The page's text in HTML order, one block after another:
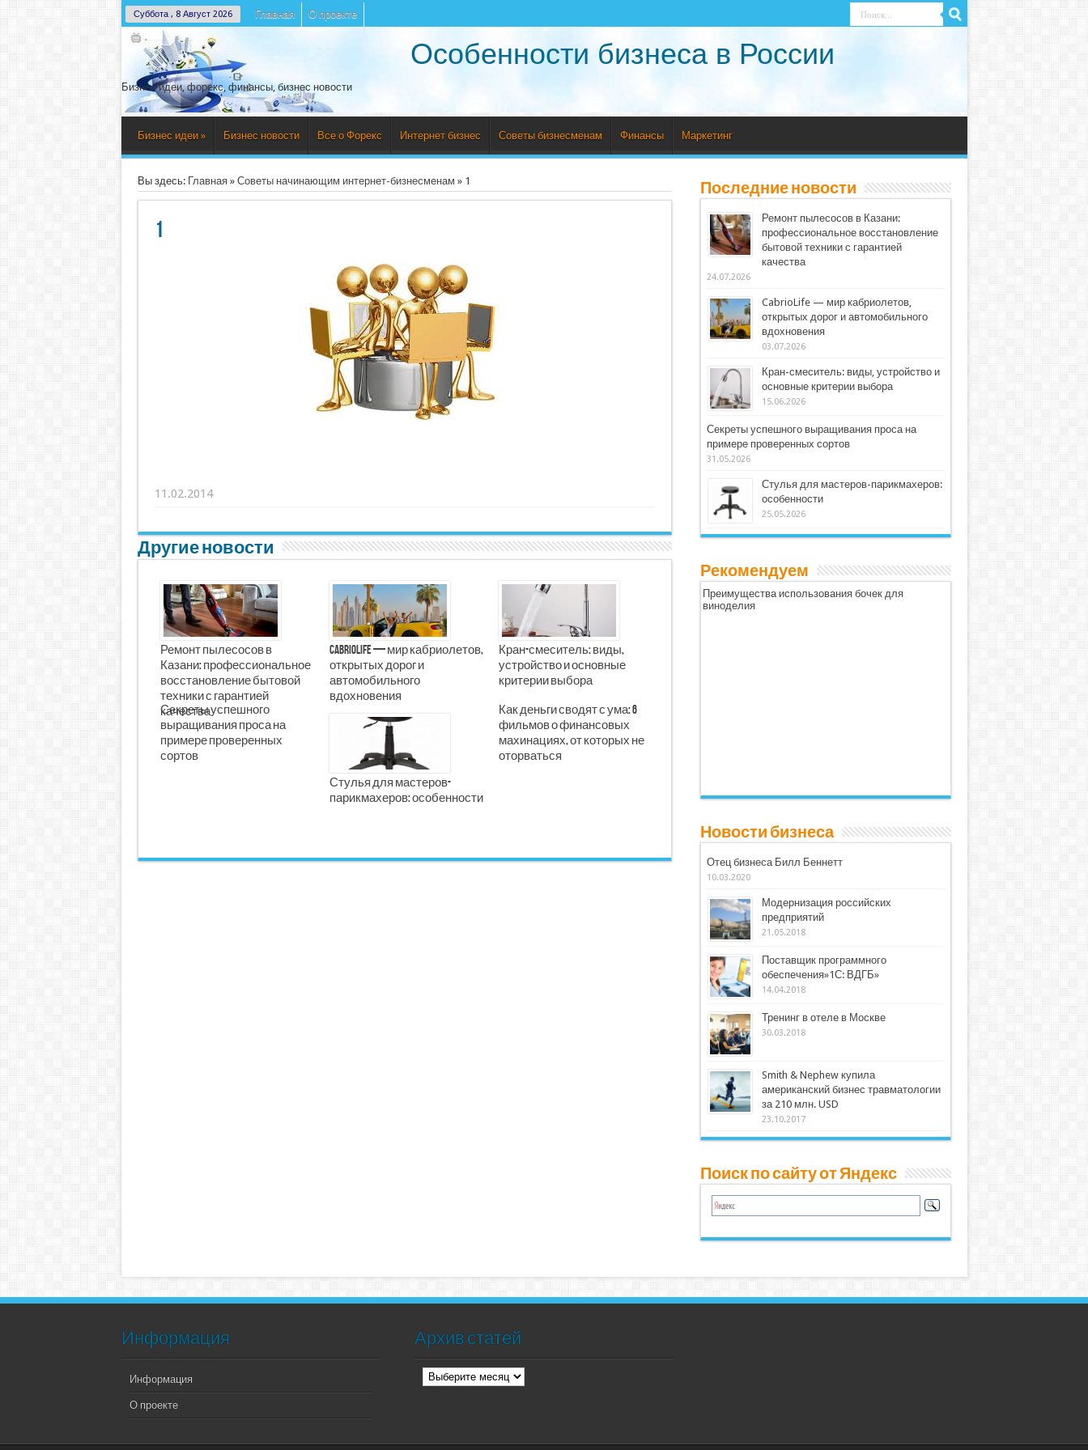
Суббота , 8 Август 2026 Главная О проекте
Особенности бизнеса в России
Бизнес идеи, форекс, финансы, бизнес новости
Бизнес идеи » Бизнес новости Все о Форекс Интернет бизнес Советы бизнесменам Финансы Маркетинг
Вы здесь: Главная» Советы начинающим интернет-бизнесменам » 1
1
11.02.2014
Другие новости
Ремонт пылесосов в
Казани: профессиональное
восстановление бытовой
техники с гарантией
качества
CabrioLife — мир кабриолетов,
открытых дорог и
автомобильного
вдохновения
Кран-смеситель: виды,
устройство и основные
критерии выбора
Секреты успешного
выращивания проса на
примере проверенных
сортов
Стулья для мастеров-
парикмахеров: особенности
Как деньги сводят с ума: 6
фильмов о финансовых
махинациях, от которых не
оторваться
Последние новости
Ремонт пылесосов в Казани:
профессиональное восстановление
бытовой техники с гарантией
качества
24.07.2026
CabrioLife — мир кабриолетов,
открытых дорог и автомобильного
вдохновения
03.07.2026
Кран-смеситель: виды, устройство и
основные критерии выбора
15.06.2026
Секреты успешного выращивания проса на
примере проверенных сортов
31.05.2026
Стулья для мастеров-парикмахеров:
особенности
25.05.2026
Рекомендуем
Преимущества использования бочек для
виноделия
Новости бизнеса
Отец бизнеса Билл Беннетт
10.03.2020
Модернизация российских
предприятий
21.05.2018
Поставщик программного
обеспечения»1С: ВДГБ»
14.04.2018
Тренинг в отеле в Москве
30.03.2018
Smith & Nephew купила
американский бизнес травматологии
за 210 млн. USD
23.10.2017
Поиск по сайту от Яндекс
Информация
Информация
О проекте
Архив статей
Архив
статей